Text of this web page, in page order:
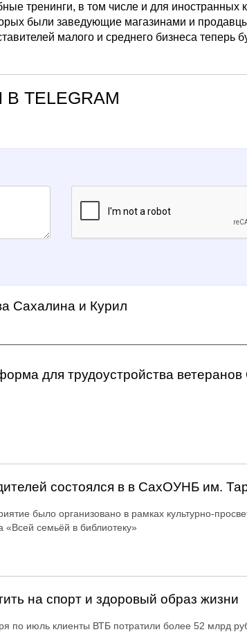
тренинги, в том числе и для иностранных
были заведующие магазинами и
малого и среднего бизнеса теперь
TELEGRAM
Сахалина и Курил
для трудоустройства
состоялся в в СахОУНБ им.
было организовано в рамках культурно-
«Всей семьёй в библиотеку»
на спорт и здоровый образ жизни
по июль клиенты ВТБ потратили более 52 млрд